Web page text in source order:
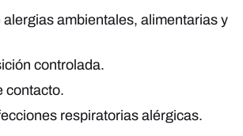
ambientales, alimentarias y
controlada.
contacto.
respiratorias alérgicas.